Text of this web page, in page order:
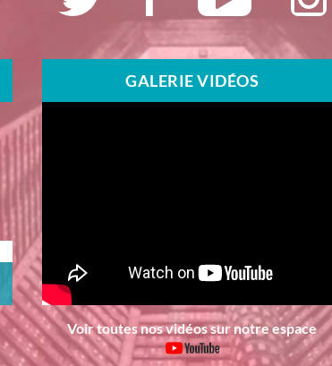
GALERIE VIDÉOS
Voir toutes nos vidéos sur notre espace